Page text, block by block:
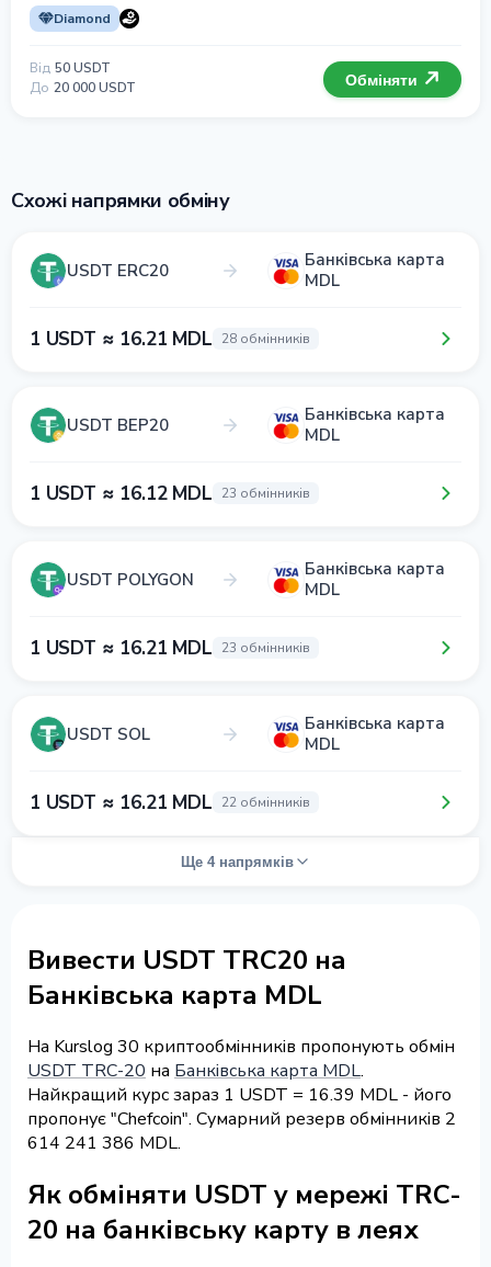
Diamond
Від 50 USDT
До 20 000 USDT Обміняти
Схожі напрямки обміну
USDT ERC20
Банківська карта
MDL
1 USDT ≈ 16.21 MDL 28 обмінників
USDT BEP20
Банківська карта
MDL
1 USDT ≈ 16.12 MDL 23 обмінників
USDT POLYGON
Банківська карта
MDL
1 USDT ≈ 16.21 MDL 23 обмінників
USDT SOL
Банківська карта
MDL
1 USDT ≈ 16.21 MDL 22 обмінників
Ще 4 напрямків
Вивести USDT TRC20 на
Банківська карта MDL
На Kurslog 30 криптообмінників пропонують обмін
USDT TRC-20 на Банківська карта MDL.
Найкращий курс зараз 1 USDT = 16.39 MDL - його
пропонує "Chefcoin". Сумарний резерв обмінників 2
614 241 386 MDL.
Як обміняти USDT у мережі TRC-
20 на банківську карту в леях